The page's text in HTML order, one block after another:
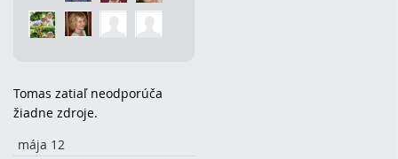
Tomas zatiaľ neodporúča
žiadne zdroje.
mája 12